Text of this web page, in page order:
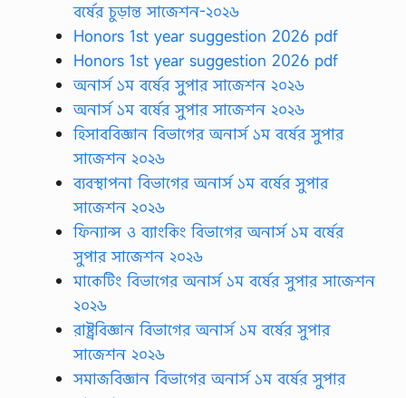
বর্ষের চুড়ান্ত সাজেশন-২০২৬
Honors 1st year suggestion 2026 pdf
Honors 1st year suggestion 2026 pdf
অনার্স ১ম বর্ষের সুপার সাজেশন ২০২৬
অনার্স ১ম বর্ষের সুপার সাজেশন ২০২৬
হিসাববিজ্ঞান বিভাগের অনার্স ১ম বর্ষের সুপার
সাজেশন ২০২৬
ব্যবস্থাপনা বিভাগের অনার্স ১ম বর্ষের সুপার
সাজেশন ২০২৬
ফিন্যান্স ও ব্যাংকিং বিভাগের অনার্স ১ম বর্ষের
সুপার সাজেশন ২০২৬
মাকেটিং বিভাগের অনার্স ১ম বর্ষের সুপার সাজেশন
২০২৬
রাষ্ট্রবিজ্ঞান বিভাগের অনার্স ১ম বর্ষের সুপার
সাজেশন ২০২৬
সমাজবিজ্ঞান বিভাগের অনার্স ১ম বর্ষের সুপার